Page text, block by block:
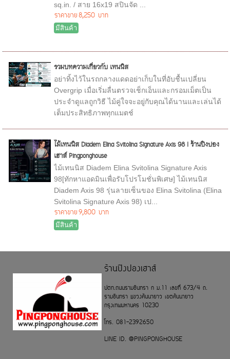
sq.in. / สาย 16x19 สปินจัด ...
ราคาขาย8,250 บาท
มีสินค้า
รวมบทความเกี่ยวกับ เทนนิส
อย่าทิ้งไว้ในรถกลางแดดอย่าเก็บในที่อับชื้นเปลี่ยน
Overgrip เมื่อเริ่มลื่นตรวจเช็กเอ็นและกรอมเม็ตเป็น
ประจำดูแลถูกวิธี ไม้คู่ใจจะอยู่กับคุณได้นานและเล่นได้
เต็มประสิทธิภาพทุกแมตช์
ไม้เทนนิส Diadem Elina Svitolina Signature Axis 98 I ร้านปิงปอง
เฮาส์ Pingponghouse
ไม้เทนนิส Diadem Elina Svitolina Signature Axis
98[ทักหาแอดมินเพื่อรับโปรโมชั่นพิเศษ] ไม้เทนนิส
Diadem Axis 98 รุ่นลายเซ็นของ Elina Svitolina (Elina
Svitolina Signature Axis 98) เป...
ราคาขาย9,800 บาท
มีสินค้า
ร้านปิงปองเฮาส์
ปตท.ถนนรามอินทรา ก ม.11 เลขที่ 673/4 ถ.
รามอินทรา แขวงคันนายาว เขตคันนายาว
กรุงเทพมหานคร 10230
โทร. 081-2392650
LINE ID. @PINGPONGHOUSE